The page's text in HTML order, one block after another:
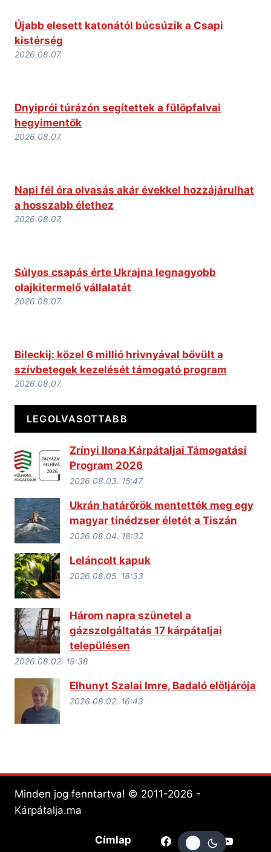
Újabb elesett katonától búcsúzik a Csapi
kistérség
2026.08.07.
Dnyiprói túrázón segítettek a fülöpfalvai
hegyimentők
2026.08.07.
Napi fél óra olvasás akár évekkel hozzájárulhat
a hosszabb élethez
2026.08.07.
Súlyos csapás érte Ukrajna legnagyobb
olajkitermelő vállalatát
2026.08.07.
Bileckij: közel 6 millió hrivnyával bővült a
szívbetegek kezelését támogató program
2026.08.07.
LEGOLVASOTTABB
Zrínyi Ilona Kárpátaljai Támogatási
Program 2026
2026.08.03. 15:47
Ukrán határőrök mentették meg egy
magyar tinédzser életét a Tiszán
2026.08.04. 18:32
Leláncolt kapuk
2026.08.05. 18:33
Három napra szünetel a
gázszolgáltatás 17 kárpátaljai
településen
2026.08.02. 19:38
Elhunyt Szalai Imre, Badaló elöljárója
2026.08.02. 16:43
Minden jog fenntartva! © 2011-2026 -
Kárpátalja.ma
Címlap